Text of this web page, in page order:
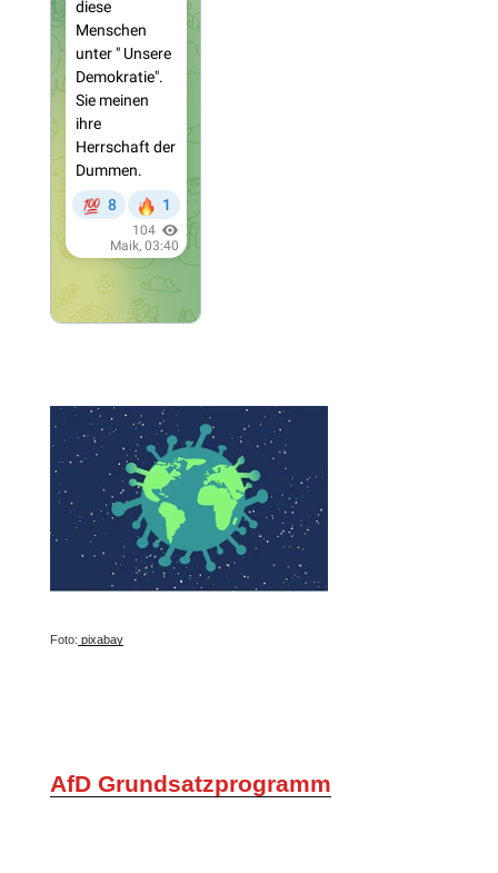
Foto: pixabay
AfD Grundsatzprogramm